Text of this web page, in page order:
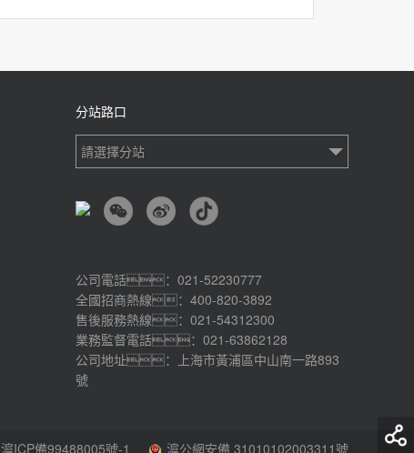
分站路口
請選擇分站
公司電話：021-52230777
全國招商熱線：400-820-3892
售後服務熱線：021-54312300
業務監督電話：021-63862128
公司地址：上海市黃浦區中山南一路893
號
滬ICP備99488005號-1 滬公網安備 31010102003311號